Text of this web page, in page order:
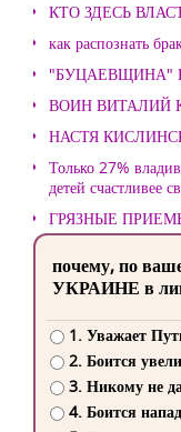
КТО ЗДЕСЬ
как распознать
"БУЦАЕВЩИНА"
ВОИН ВИТАЛИЙ
НАСТЯ
Только 27%
детей счастливее
ГРЯЗНЫЕ
почему, по
УКРАИНЕ в
1. Уважает
2. Боится
3. Никому не
4. Боится